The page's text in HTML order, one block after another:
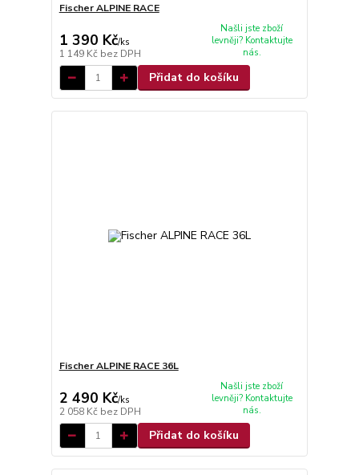
Fischer ALPINE RACE
1 390 Kč/ks
1 149 Kč bez DPH
Našli jste zboží
levněji? Kontaktujte
nás.
Přidat do košíku
Fischer ALPINE RACE 36L
2 490 Kč/ks
2 058 Kč bez DPH
Našli jste zboží
levněji? Kontaktujte
nás.
Přidat do košíku